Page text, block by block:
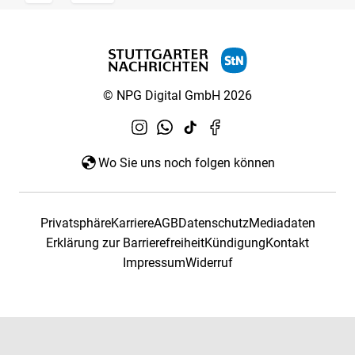
© NPG Digital GmbH 2026
Wo Sie uns noch folgen können
PrivatsphäreKarriereAGBDatenschutzMediadaten
Erklärung zur BarrierefreiheitKündigungKontakt
ImpressumWiderruf